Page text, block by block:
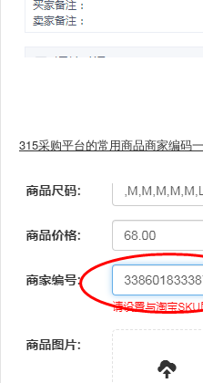
315采购平台的常用商品商家编码